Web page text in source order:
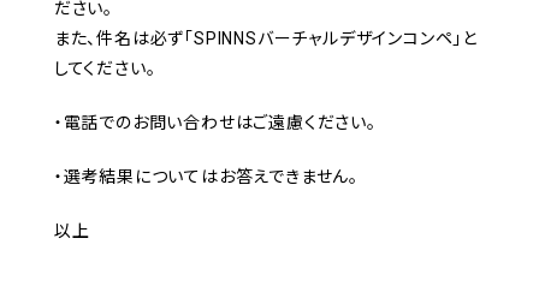
ださい。
また、件名は必ず「SPINNSバーチャルデザインコンペ」と
してください。
・電話でのお問い合わせはご遠慮ください。
・選考結果についてはお答えできません。
以上